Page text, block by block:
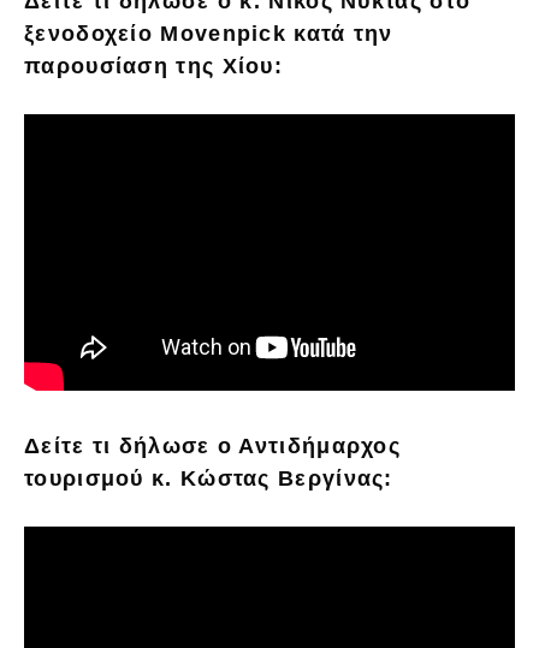
ξενοδοχείο Movenpick κατά την
παρουσίαση της Χίου:
Δείτε τι δήλωσε ο Αντιδήμαρχος
τουρισμού κ. Κώστας Βεργίνας: